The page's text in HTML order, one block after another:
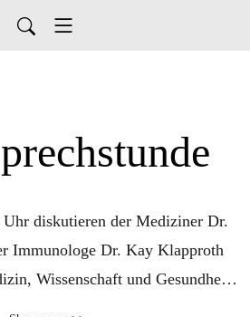
diskutieren der Mediziner Dr.
Immunologe Dr. Kay Klapproth
Wissenschaft und Gesundheit.